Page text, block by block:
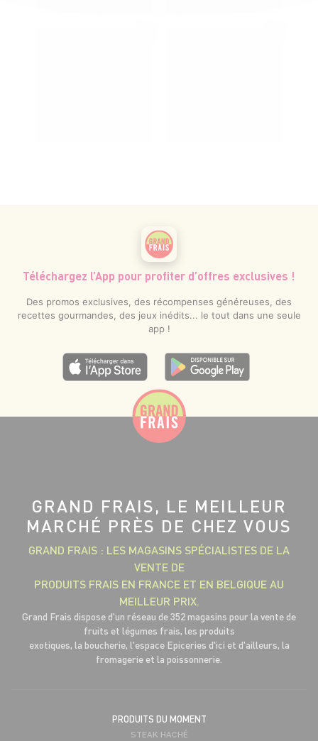
Téléchargez l’App pour profiter d’offres exclusives !
Des promos exclusives, des récompenses généreuses, des
recettes gourmandes, des jeux inédits... le tout dans une seule
app !
GRAND FRAIS, LE MEILLEUR
MARCHÉ PRÈS DE CHEZ VOUS
GRAND FRAIS : LES MAGASINS SPÉCIALISTES DE LA
VENTE DE
PRODUITS FRAIS EN FRANCE ET EN BELGIQUE AU
MEILLEUR PRIX.
Grand Frais dispose d'un réseau de 352 magasins pour la vente de
fruits et légumes frais, les produits
exotiques, la boucherie, l'espace Epiceries d'ici et d'ailleurs, la
fromagerie et la poissonnerie.
PRODUITS DU MOMENT
STEAK HACHÉ